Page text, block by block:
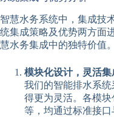
智慧水务系统中，集成技
统集成策略及优势两方面
慧水务集成中的独特价值。
模块化设计，灵活集
我们的智能排水系
得更为灵活。各模
等，均通过标准接